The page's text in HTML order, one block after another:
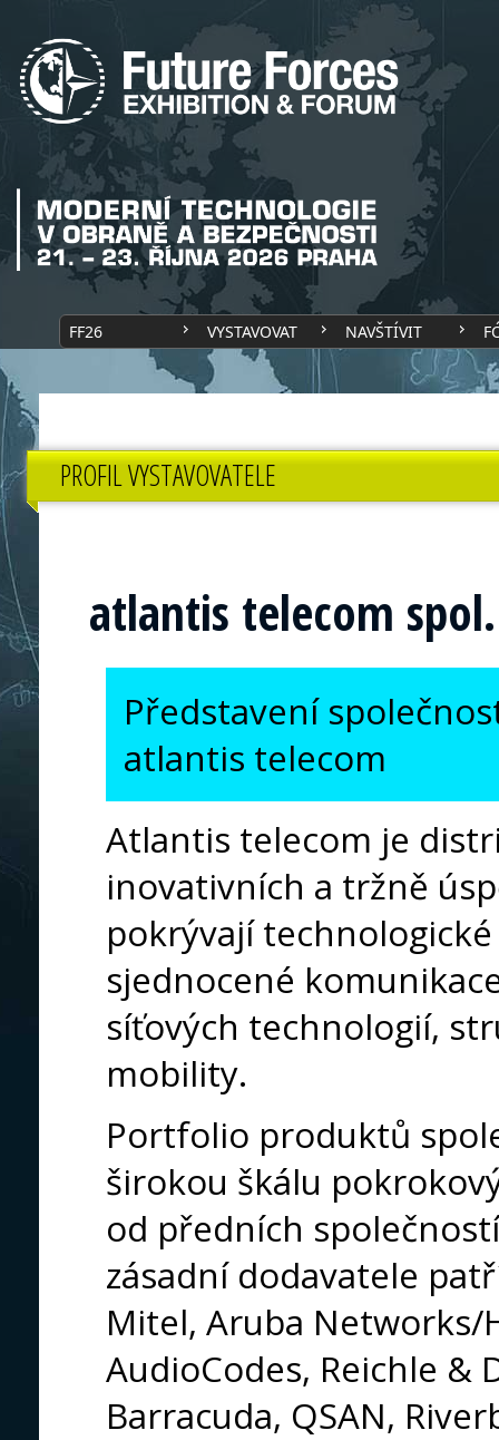
FF26 VYSTAVOVAT NAVŠTÍVIT
PROFIL VYSTAVOVATELE
atlantis telecom
Představení
atlantis telecom
Atlantis telecom je
inovativních a tržně
pokrývají
sjednocené
síťových technologií,
mobility.
Portfolio produktů
širokou škálu
od předních
zásadní dodavatele
Mitel, Aruba Networks/
AudioCodes, Reichle &
Barracuda, QSAN,